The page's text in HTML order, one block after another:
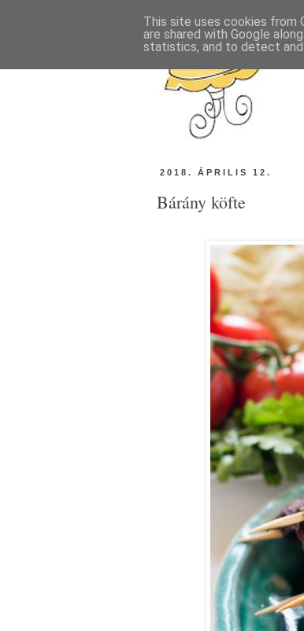
2018. ÁPRILIS 12.
Bárány köfte
This site uses cookies from
are shared with Google
statistics, and to detect and